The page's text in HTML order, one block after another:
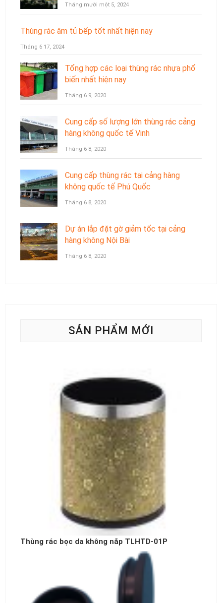
Tháng mười một 5, 2024
Thùng rác âm tủ bếp tốt nhất hiện nay
Tháng 6 17, 2024
Tổng hợp các loại thùng rác nhựa phổ
biến nhất hiện nay
Tháng 6 9, 2020
Cung cấp số lượng lớn thùng rác cảng
hàng không quốc tế Vinh
Tháng 6 8, 2020
Cung cấp thùng rác tại cảng hàng
không quốc tế Phú Quốc
Tháng 6 8, 2020
Dự án lắp đặt gờ giảm tốc tại cảng
hàng không Nội Bài
Tháng 6 8, 2020
SẢN PHẨM MỚI
Thùng rác bọc da không nắp TLHTD-01P